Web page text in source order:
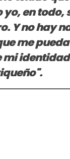
yo, en todo,
Y no hay
me
mi